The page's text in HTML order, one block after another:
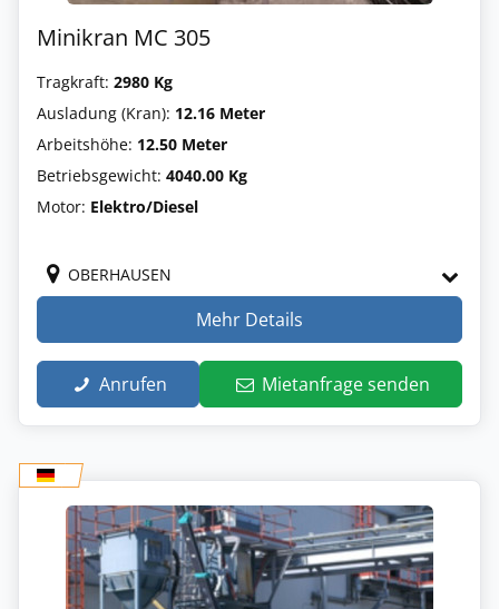
Minikran MC 305
Tragkraft: 2980 Kg
Ausladung (Kran): 12.16 Meter
Arbeitshöhe: 12.50 Meter
Betriebsgewicht: 4040.00 Kg
Motor: Elektro/Diesel
OBERHAUSEN
Mehr Details
Anrufen Mietanfrage senden